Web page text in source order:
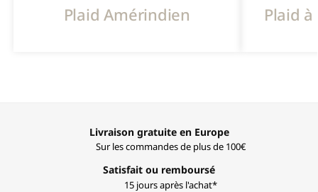
Plaid Amérindien Plaid
Livraison gratuite en Europe
Sur les commandes de plus de 100€
Satisfait ou remboursé
15 jours après l'achat*